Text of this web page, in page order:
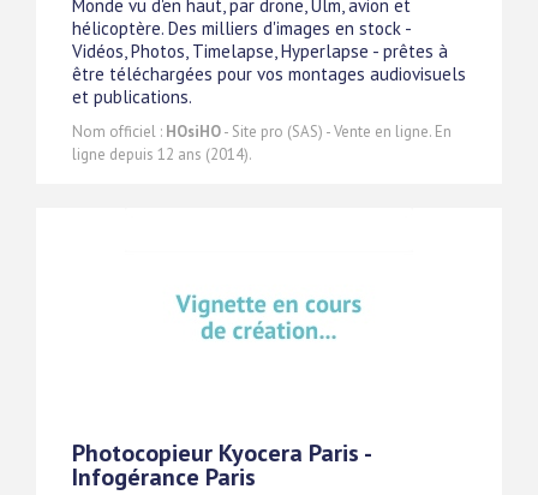
Monde vu d'en haut, par drone, Ulm, avion et
hélicoptère. Des milliers d'images en stock -
Vidéos, Photos, Timelapse, Hyperlapse - prêtes à
être téléchargées pour vos montages audiovisuels
et publications.
Nom officiel : HOsiHO- Site pro (SAS) - Vente en ligne. En
ligne depuis 12 ans (2014).
Photocopieur Kyocera Paris -
Infogérance Paris